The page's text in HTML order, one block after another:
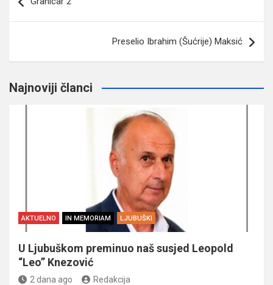
članaka
Preselio Ibrahim (Šućrije) Maksić
Najnoviji članci
AKTUELNO IN MEMORIAM LJUBUŠKI
U Ljubuškom preminuo naš susjed Leopold
“Leo” Knezović
2 dana ago Redakcija